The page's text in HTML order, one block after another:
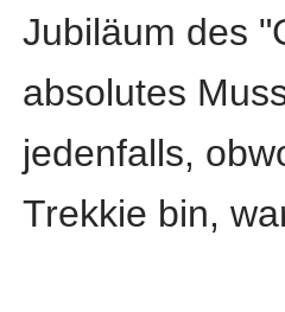
Jubiläum des
absolutes
jedenfalls,
Trekkie bin,